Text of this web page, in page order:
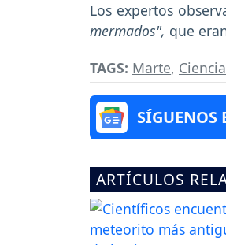
Los expertos
mermados", que
TAGS: Marte, Ciencia
SÍGUENOS
ARTÍCULOS